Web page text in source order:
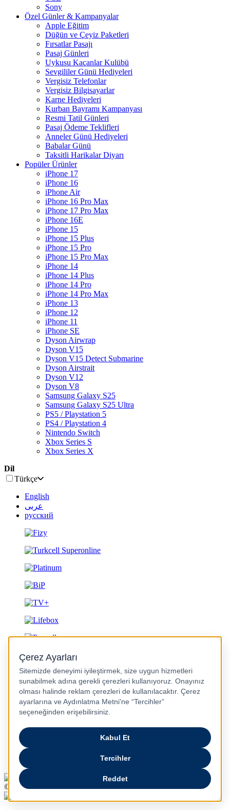
Sony
Özel Günler & Kampanyalar
Apple Eğitim
Düğün ve Çeyiz Paketleri
Fırsatlar Pasajı
Pasaj Günleri
Uykusu Kaçanlar Kulübü
Sevgililer Günü Hediyeleri
Vergisiz Telefonlar
Vergisiz Bilgisayarlar
Karne Hediyeleri
Kurban Bayramı Kampanyası
Resmi Tatil Günleri
Pasaj Ödeme Teklifleri
Anneler Günü Hediyeleri
Babalar Günü
Taksitli Harikalar Diyarı
Popüler Ürünler
iPhone 17
iPhone 16
iPhone Air
iPhone 16 Pro Max
iPhone 17 Pro Max
iPhone 16E
iPhone 15
iPhone 15 Plus
iPhone 15 Pro
iPhone 15 Pro Max
iPhone 14
iPhone 14 Plus
iPhone 14 Pro
iPhone 14 Pro Max
iPhone 13
iPhone 12
iPhone 11
iPhone SE
Dyson Airwrap
Dyson V15
Dyson V15 Detect Submarine
Dyson Airstrait
Dyson V12
Dyson V8
Samsung Galaxy S25
Samsung Galaxy S25 Ultra
PS5 / Playstation 5
PS4 / Playstation 4
Nintendo Switch
Xbox Series S
Xbox Series X
Dil
Türkçe
English
عربى
русский
© 2026 Turkcell